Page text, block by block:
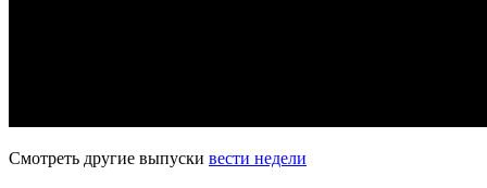
Смотреть другие выпуски вести недели